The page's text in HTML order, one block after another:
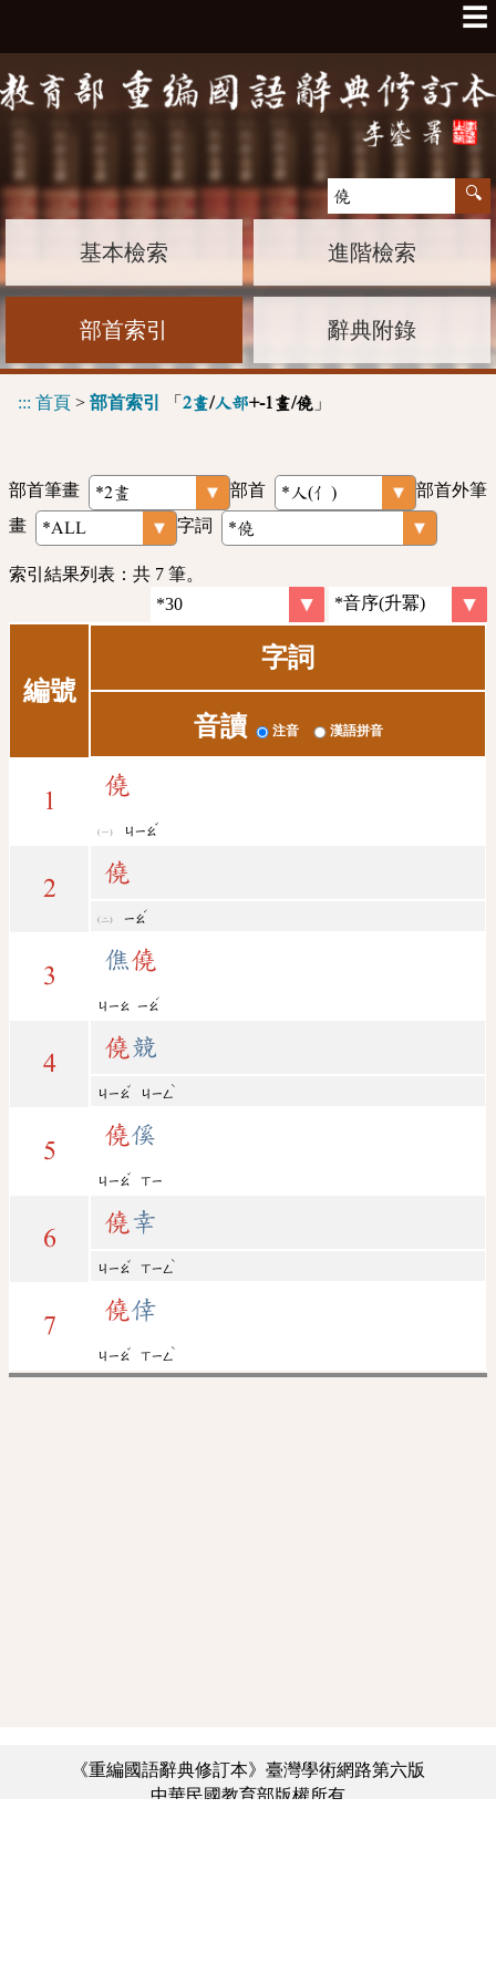
☰
基本檢索 進階檢索
部首索引 辭典附錄
::: 首頁 > 部首索引 「 2畫/人部+-1畫/僥 」
部首筆畫 部首
部首外筆
畫
字詞
索引結果列表：共 7 筆。
編號
字詞
音讀 注音 漢語拼音
1
僥
ㄐㄧㄠ
ˇ
2
僥
ㄧㄠ
ˊ
3
僬僥
ㄐㄧㄠ ㄧㄠ
ˊ
4
僥競
ㄐㄧㄠ
ˇ
ㄐㄧㄥ
ˋ
5
僥傒
ㄐㄧㄠ
ˇ
ㄒㄧ
6
僥 幸
ㄐㄧㄠ
ˇ
ㄒㄧㄥ
ˋ
7
僥倖
ㄐㄧㄠ
ˇ
ㄒㄧㄥ
ˋ
《重編國語辭典修訂本》臺灣學術網路第六版
中華民國教育部版權所有